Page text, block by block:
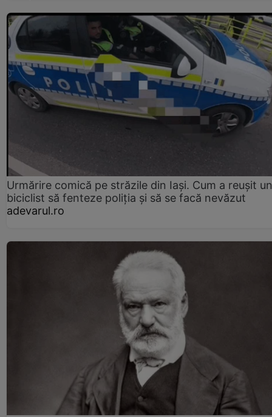
Urmărire comică pe străzile din Iași. Cum a reușit un
biciclist să fenteze poliția și să se facă nevăzut
adevarul.ro